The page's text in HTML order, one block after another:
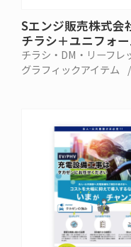
Sエンジ販売株式会
チラシ＋ユニフォ
チラシ・DM・リーフレ
グラフィックアイテム